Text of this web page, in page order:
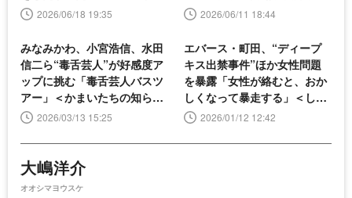
ピングトーキング2＞
2026/06/18 19:35
リが初参加
2026/06/11 18:44
みなみかわ、小宮浩信、水田
信二ら“毒舌芸人”が好感度ア
ップに挑む「毒舌芸人バスツ
アー」＜かまいたちの知らん
けど＞2026/03/13 15:25
エバース・町田、“ディープ
キス出禁事件”ほか女性問題
を暴露「女性が絡むと、おか
しくなって暴走する」＜しく
じり先生＞
2026/01/12 12:42
大嶋洋介
オオシマヨウスケ